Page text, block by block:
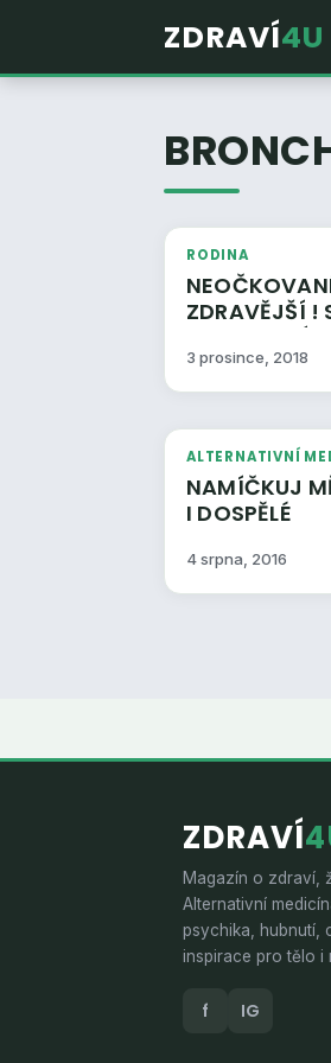
ZDRAVÍ4U
RODINA
NEOČKOVANÉ DĚTI
ZDRAVĚJŠÍ !
POTVRZUJÍ…
3 prosince, 2018
ALTERNATIVNÍ
NAMÍČKUJ MĚ !!! LÉČBA PRO DĚTI
I DOSPĚLÉ
4 srpna, 2016
ZDRAVÍ
Magazín o zdraví,
Alternativní
psychika, hubnutí,
inspirace pro tělo i
f IG